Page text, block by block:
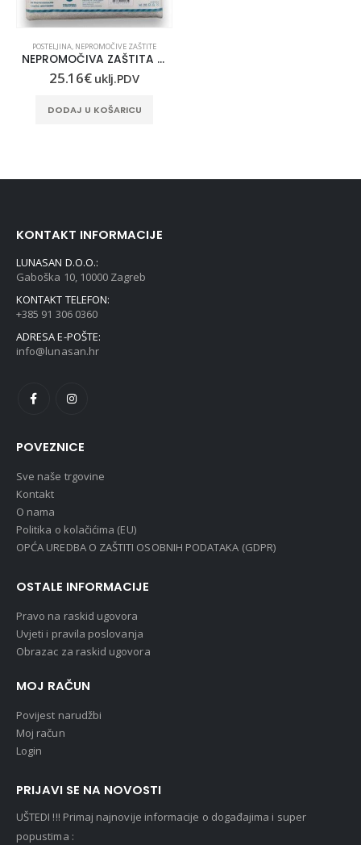
POSTELJINA, NEPROMOČIVE ZAŠTITE
NEPROMOČIVA ZAŠTITA ZA MADRAC 80X200
25.16€ uklj.PDV
DODAJ U KOŠARICU
KONTAKT INFORMACIJE
LUNASAN D.O.O.:
Gaboška 10, 10000 Zagreb
KONTAKT TELEFON:
+385 91 306 0360
ADRESA E-POŠTE:
info@lunasan.hr
POVEZNICE
Sve naše trgovine
Kontakt
O nama
Politika o kolačićima (EU)
OPĆA UREDBA O ZAŠTITI OSOBNIH PODATAKA (GDPR)
OSTALE INFORMACIJE
Pravo na raskid ugovora
Uvjeti i pravila poslovanja
Obrazac za raskid ugovora
MOJ RAČUN
Povijest narudžbi
Moj račun
Login
PRIJAVI SE NA NOVOSTI
UŠTEDI !!! Primaj najnovije informacije o događajima i super
popustima :